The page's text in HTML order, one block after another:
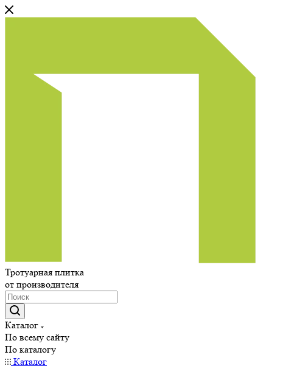
Тротуарная плитка
от производителя
Каталог
По всему сайту
По каталогу
Каталог